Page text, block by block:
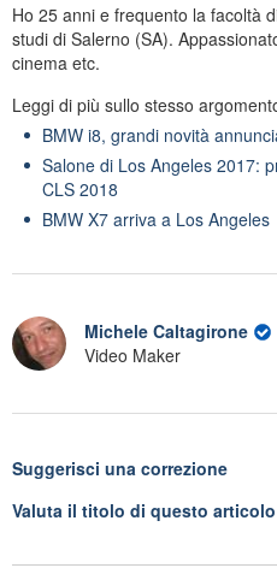
Ho 25 anni e frequento la facoltà
studi di Salerno (SA).
cinema etc.
Leggi di più sullo stesso
BMW i8, grandi novità
Salone di Los Angeles 2017:
CLS 2018
BMW X7 arriva a Los Angeles
Michele Caltagirone
Video Maker
Suggerisci una correzione
Valuta il titolo di questo articolo